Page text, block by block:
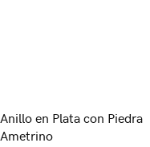
Anillo en Plata con Piedra
Ametrino